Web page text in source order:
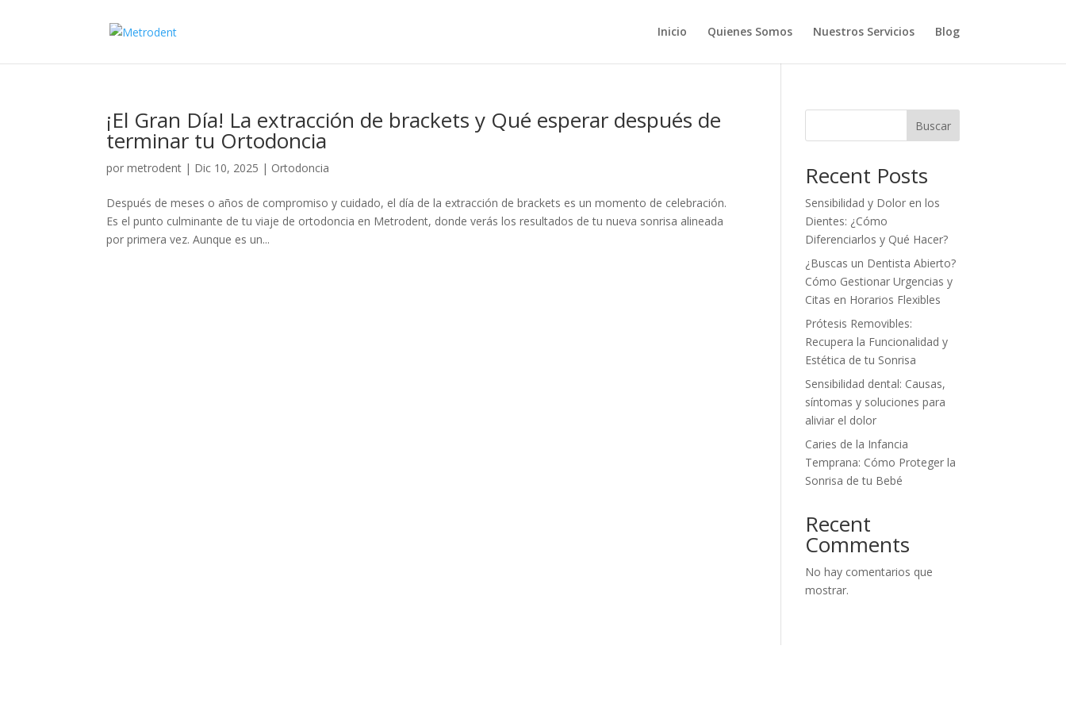
Inicio Quienes Somos Nuestros Servicios Blog
¡El Gran Día! La extracción de brackets y Qué esperar después de
terminar tu Ortodoncia
pormetrodent | Dic 10, 2025 | Ortodoncia
Después de meses o años de compromiso y cuidado, el día de la extracción de brackets es un momento de celebración.
Es el punto culminante de tu viaje de ortodoncia en Metrodent, donde verás los resultados de tu nueva sonrisa alineada
por primera vez. Aunque es un...
Buscar
Recent Posts
Sensibilidad y Dolor en los
Dientes: ¿Cómo
Diferenciarlos y Qué Hacer?
¿Buscas un Dentista Abierto?
Cómo Gestionar Urgencias y
Citas en Horarios Flexibles
Prótesis Removibles:
Recupera la Funcionalidad y
Estética de tu Sonrisa
Sensibilidad dental: Causas,
síntomas y soluciones para
aliviar el dolor
Caries de la Infancia
Temprana: Cómo Proteger la
Sonrisa de tu Bebé
Recent
Comments
No hay comentarios que
mostrar.